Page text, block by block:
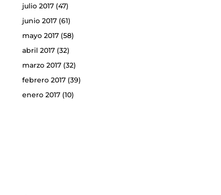
julio 2017(47)
junio 2017(61)
mayo 2017(58)
abril 2017(32)
marzo 2017(32)
febrero 2017(39)
enero 2017(10)